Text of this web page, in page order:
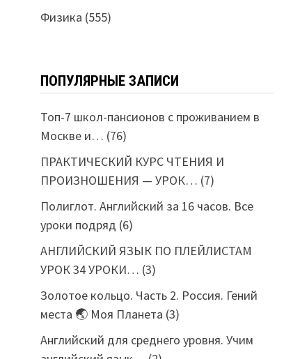
Физика (555)
ПОПУЛЯРНЫЕ ЗАПИСИ
Топ-7 школ-пансионов с проживанием в
Москве и… (76)
ПРАКТИЧЕСКИЙ КУРС ЧТЕНИЯ И
ПРОИЗНОШЕНИЯ — УРОК… (7)
Полиглот. Английский за 16 часов. Все
уроки подряд (6)
АНГЛИЙСКИЙ ЯЗЫК ПО ПЛЕЙЛИСТАМ
УРОК 34 УРОКИ… (3)
Золотое кольцо. Часть 2. Россия. Гений
места 🌏 Моя Планета (3)
Английский для среднего уровня. Учим